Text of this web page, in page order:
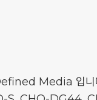
Media 입니